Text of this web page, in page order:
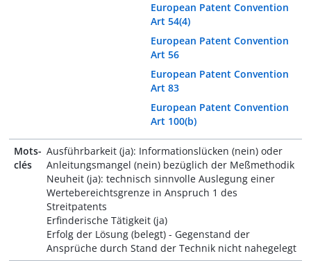
European Patent Convention
Art 54(4)
European Patent Convention
Art 56
European Patent Convention
Art 83
European Patent Convention
Art 100(b)
Mots-
clés
Ausführbarkeit (ja): Informationslücken (nein) oder
Anleitungsmangel (nein) bezüglich der Meßmethodik
Neuheit (ja): technisch sinnvolle Auslegung einer
Wertebereichtsgrenze in Anspruch 1 des
Streitpatents
Erfinderische Tätigkeit (ja)
Erfolg der Lösung (belegt) - Gegenstand der
Ansprüche durch Stand der Technik nicht nahegelegt